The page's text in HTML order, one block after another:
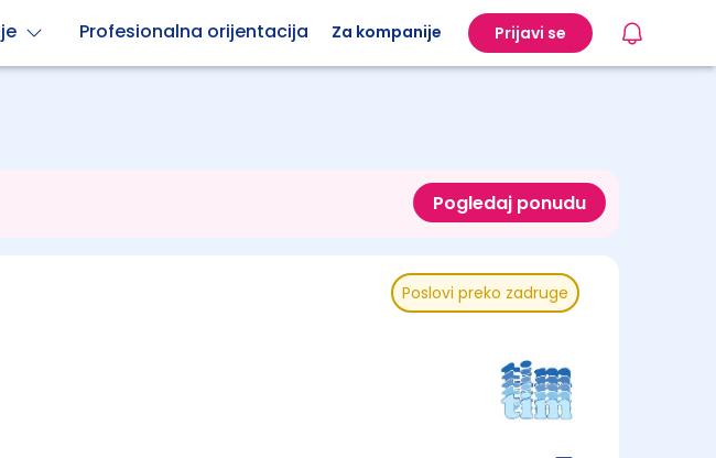
Profesionalna orijentacija Za kompanije Prijavi se
Pogledaj ponudu
Poslovi preko zadruge